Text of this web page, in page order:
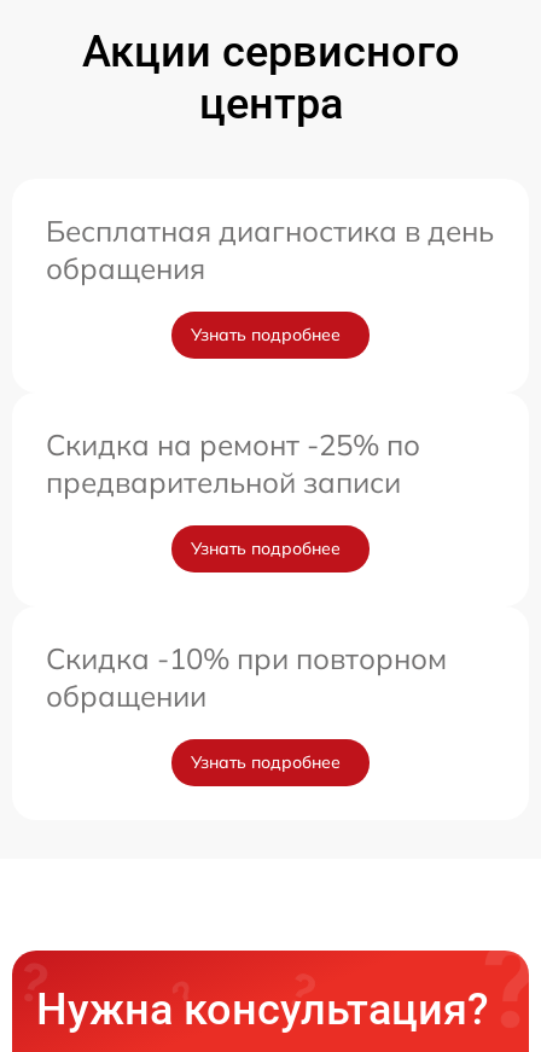
Акции сервисного
центра
Бесплатная диагностика в день
обращения
Узнать подробнее
Скидка на ремонт -25% по
предварительной записи
Узнать подробнее
Скидка -10% при повторном
обращении
Узнать подробнее
Нужна консультация?